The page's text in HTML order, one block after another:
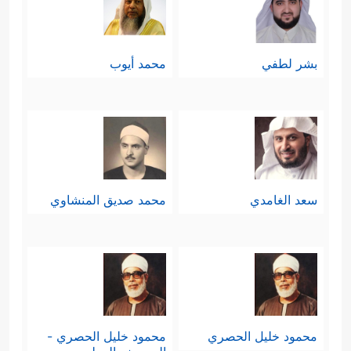
أخرى، وهي: التِماس العُذر للمُخطِئ
الذي قد لا يكون قاصدًا أو عامدًا.
مع قيمة الحرص على الدعوة، وقيمة
الأمانة في النقل، وقيمة الشجاعة في
قول الحقِّ، والدفاع عن النفس﴿وَتَفَقَّدَ
ٱلطَّیۡرَ فَقَالَ مَا لِیَ لَاۤ أَرَى ٱلۡهُدۡهُدَ أَمۡ كَانَ مِنَ ٱلۡغَاۤىِٕبِینَ
﴿٢٠﴾
لَأُعَذِّبَنَّهُۥ عَذَابࣰا شَدِیدًا أَوۡ لَأَاْذۡبَحَنَّهُۥۤ أَوۡ
لَیَأۡتِیَنِّی بِسُلۡطَـٰنࣲ مُّبِینࣲ
فَمَكَثَ غَیۡرَ بَعِیدࣲ فَقَالَ
بشر لطفي محمد أيوب
سعد الغامدي محمد صديق المنشاوي
محمود خليل الحصري
محمود خليل الحصري -